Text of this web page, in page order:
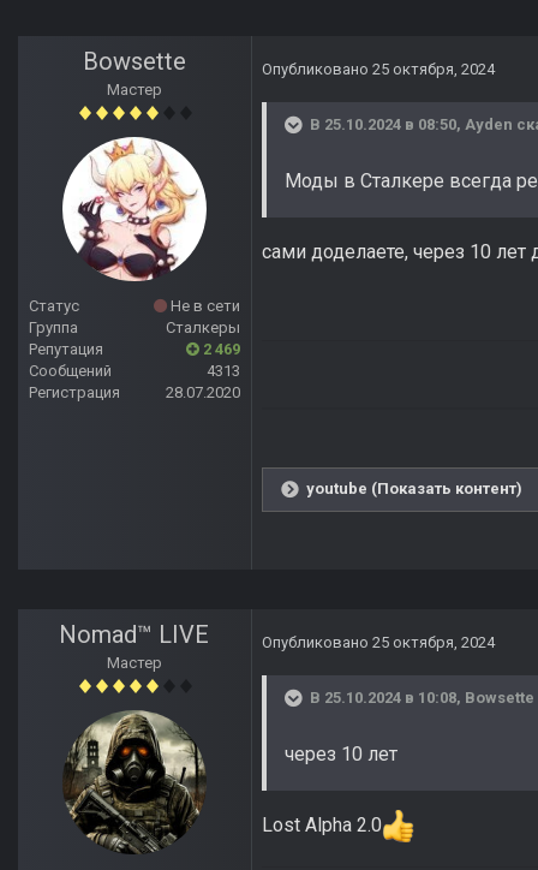
Bowsette
Мастер
Статус
Не в сети
Группа
Сталкеры
Репутация
2 469
Сообщений
4313
Регистрация
28.07.2020
Опубликовано 25 октября, 2024
В 25.10.2024 в 08:50, Ayden
Моды в Сталкере всегда
сами доделаете, через 10 лет
youtube (Показать контент)
Nomad™ LIVE
Мастер
Опубликовано 25 октября, 2024
В 25.10.2024 в 10:08, Bowsette
через 10 лет
Lost Alpha 2.0